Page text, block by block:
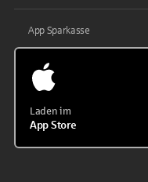
App Sparkasse
Laden im
App Store